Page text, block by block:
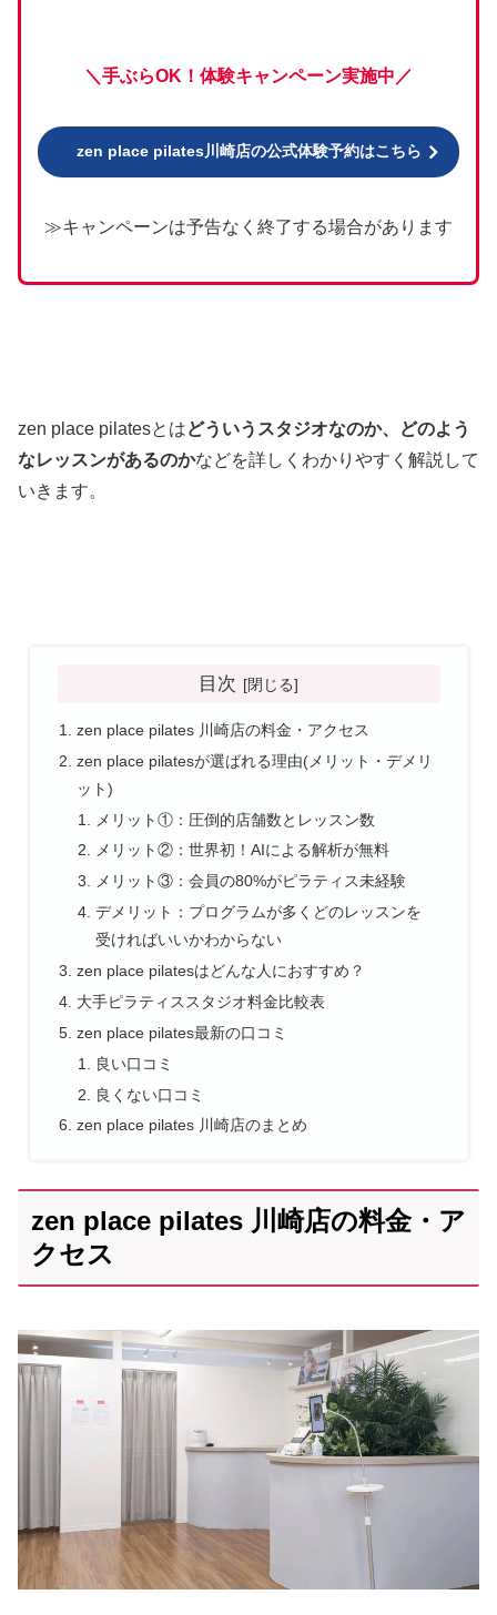
＼手ぶらOK！体験キャンペーン実施中／
zen place pilates川崎店の公式体験予約はこちら
≫キャンペーンは予告なく終了する場合があります
zen place pilatesとはどういうスタジオなのか、どのよう
なレッスンがあるのかなどを詳しくわかりやすく解説して
いきます。
目次
zen place pilates 川崎店の料金・アクセス
zen place pilatesが選ばれる理由(メリット・デメリ
ット)
メリット①：圧倒的店舗数とレッスン数
メリット②：世界初！AIによる解析が無料
メリット③：会員の80%がピラティス未経験
デメリット：プログラムが多くどのレッスンを
受ければいいかわからない
zen place pilatesはどんな人におすすめ？
大手ピラティススタジオ料金比較表
zen place pilates最新の口コミ
良い口コミ
良くない口コミ
zen place pilates 川崎店のまとめ
zen place pilates 川崎店の料金・ア
クセス